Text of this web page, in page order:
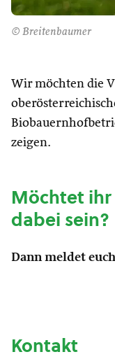
© Breitenbaumer
Wir möchten die
zeigen.
Möchtet
dabei sein?
Dann meldet
Kontakt